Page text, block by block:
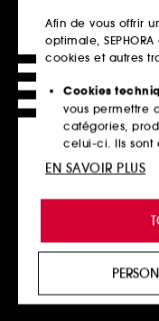
Ajouter au panier
CAROLINA HERRERA
Good Girl Eau de
Edition limitée
Afin de vous offrir
optimale,
cookies et autres
Cookies
vous permettre
catégories,
celui-ci. Ils sont
technique du
de vous offrir
personnalisée
produits, des
proposer des
votre profil.
EN SAVOIR PLUS